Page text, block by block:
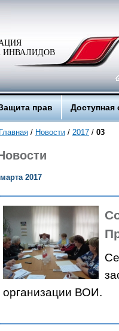
ИНВАЛИДОВ
прав Доступная
Главная / Новости / 2017 / 03
марта 2017
организации ВОИ.